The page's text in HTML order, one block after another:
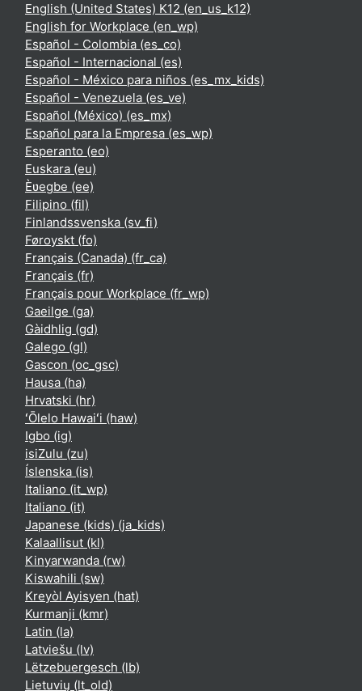
English (United States) K12 ‎(en_us_k12)‎
English for Workplace ‎(en_wp)‎
Español - Colombia ‎(es_co)‎
Español - Internacional ‎(es)‎
Español - México para niños ‎(es_mx_kids)‎
Español - Venezuela ‎(es_ve)‎
Español (México) ‎(es_mx)‎
Español para la Empresa ‎(es_wp)‎
Esperanto ‎(eo)‎
Euskara ‎(eu)‎
Èʋegbe ‎(ee)‎
Filipino ‎(fil)‎
Finlandssvenska ‎(sv_fi)‎
Føroyskt ‎(fo)‎
Français (Canada) ‎(fr_ca)‎
Français ‎(fr)‎
Français pour Workplace ‎(fr_wp)‎
Gaeilge ‎(ga)‎
Gàidhlig ‎(gd)‎
Galego ‎(gl)‎
Gascon ‎(oc_gsc)‎
Hausa ‎(ha)‎
Hrvatski ‎(hr)‎
ʻŌlelo Hawaiʻi ‎(haw)‎
Igbo ‎(ig)‎
isiZulu ‎(zu)‎
Íslenska ‎(is)‎
Italiano ‎(it_wp)‎
Italiano ‎(it)‎
Japanese (kids) ‎(ja_kids)‎
Kalaallisut ‎(kl)‎
Kinyarwanda ‎(rw)‎
Kiswahili ‎(sw)‎
Kreyòl Ayisyen ‎(hat)‎
Kurmanji ‎(kmr)‎
Latin ‎(la)‎
Latviešu ‎(lv)‎
Lëtzebuergesch ‎(lb)‎
Lietuvių ‎(lt_old)‎